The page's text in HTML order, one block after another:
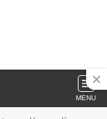
MENU